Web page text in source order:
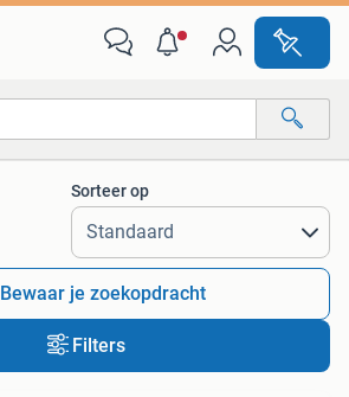
Alle afstanden…
Sorteer op
Bewaar je zoekopdracht
Filters